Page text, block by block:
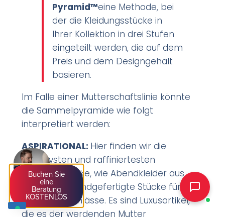
Pyramid™eine Methode, bei
der die Kleidungsstücke in
Ihrer Kollektion in drei Stufen
eingeteilt werden, die auf dem
Preis und dem Designgehalt
basieren.
Im Falle einer Mutterschaftslinie könnte
die Sammelpyramide wie folgt
interpretiert werden:
ASPIRATIONAL: Hier finden wir die
exklusivsten und raffiniertesten
Kleidungsstücke, wie Abendkleider aus
Seide oder handgefertigte Stücke für
besondere Anlässe. Es sind Luxusartikel,
die es der werdenden Mutter
Buchen Sie
eine
Beratung
KOSTENLOS